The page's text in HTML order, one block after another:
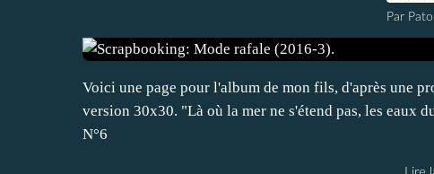
Par
Voici une page pour l'album de mon fils, d'après une
version 30x30. "Là où la mer ne s'étend pas, les eaux
N°6